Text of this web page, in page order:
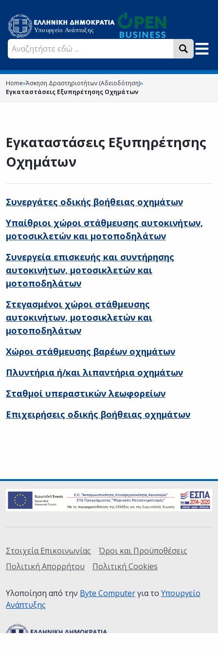
Home»Άσκηση Δραστηριοτήτων (Αδειοδότηση)»
Εγκαταστάσεις Εξυπηρέτησης Οχημάτων
Εγκαταστάσεις Εξυπηρέτησης
Οχημάτων
Συνεργάτες οδικής βοήθειας οχημάτων
Υπαίθριοι χώροι στάθμευσης αυτοκινήτων,
μοτοσικλετών και μοτοποδηλάτων
Συνεργεία επισκευής και συντήρησης
αυτοκινήτων, μοτοσικλετών και
μοτοποδηλάτων
Στεγασμένοι χώροι στάθμευσης
αυτοκινήτων, μοτοσικλετών και
μοτοποδηλάτων
Χώροι στάθμευσης βαρέων οχημάτων
Πλυντήρια ή/και λιπαντήρια οχημάτων
Σταθμοί υπεραστικών λεωφορείων
Επιχειρήσεις οδικής βοήθειας οχημάτων
Σύνδεσμοι
Στοιχεία Επικοινωνίας
Όροι και Προϋποθέσεις
Πολιτική Απορρήτου
Πολιτική Cookies
Υλοποίηση από την Byte Computer(ανοίγει σε
για το Υπουργείο
Ανάπτυξης